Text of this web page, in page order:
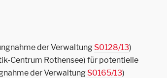
der Verwaltung S0128/13)
Centrum Rothensee) für potentielle
der Verwaltung S0165/13)